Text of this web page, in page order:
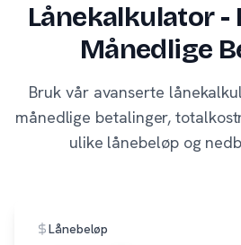
Lånekalkulator -
Månedlige
Bruk vår avanserte
månedlige betalinger,
ulike lånebeløp og
Lånebeløp